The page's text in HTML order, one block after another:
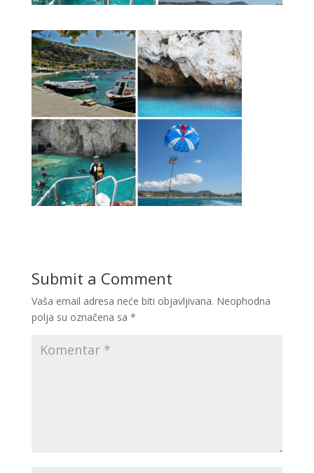
Submit a Comment
Vaša email adresa neće biti objavljivana. Neophodna
polja su označena sa *